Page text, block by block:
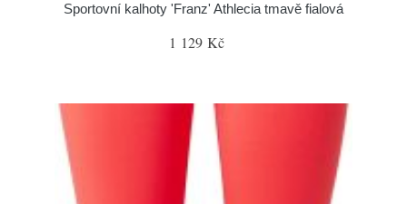
Sportovní kalhoty 'Franz' Athlecia tmavě fialová
1 129 Kč